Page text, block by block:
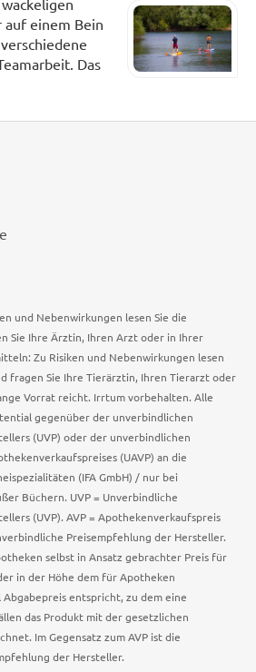
einem Bein
Das
und Nebenwirkungen lesen Sie die
Sie Ihre Ärztin, Ihren Arzt oder in Ihrer
Zu Risiken und Nebenwirkungen lesen
fragen Sie Ihre Tierärztin, Ihren Tierarzt oder
Vorrat reicht. Irrtum vorbehalten. Alle
gegenüber der unverbindlichen
(UVP) oder der unverbindlichen
(UAVP) an die
(IFA GmbH) / nur bei
Büchern. UVP = Unverbindliche
(UVP). AVP = Apothekenverkaufspreis
Preisempfehlung der Hersteller.
selbst in Ansatz gebrachter Preis für
in der Höhe dem für Apotheken
entspricht, zu dem eine
das Produkt mit der gesetzlichen
Im Gegensatz zum AVP ist die
der Hersteller.